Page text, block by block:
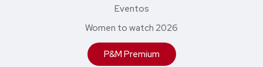
Eventos
Women to watch 2026
P&M Premium